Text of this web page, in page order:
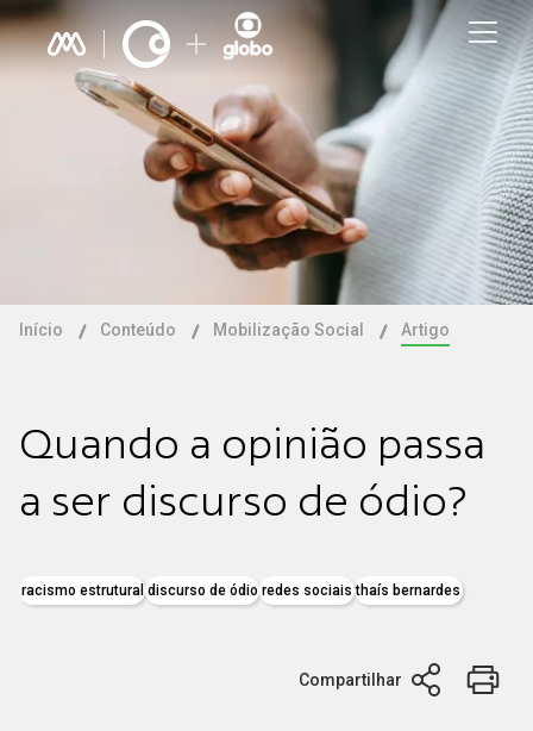
Início Conteúdo Mobilização Social Artigo
Quando a opinião passa
a ser discurso de ódio?
racismo estrutural discurso de ódio redes sociais thaís bernardes
Compartilhar